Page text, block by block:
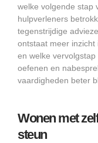
welke volgende stap
hulpverleners
tegenstrijdige
ontstaat meer
en welke
oefenen en
vaardigheden beter
Wonen met
steun